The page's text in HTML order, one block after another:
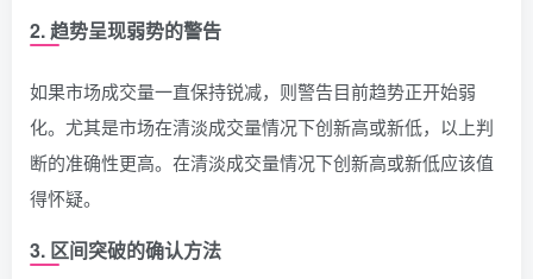
2. 趋势呈现弱势的警告
如果市场成交量一直保持锐减，则警告目前趋势正开始弱
化。尤其是市场在清淡成交量情况下创新高或新低，以上判
断的准确性更高。在清淡成交量情况下创新高或新低应该值
得怀疑。
3. 区间突破的确认方法